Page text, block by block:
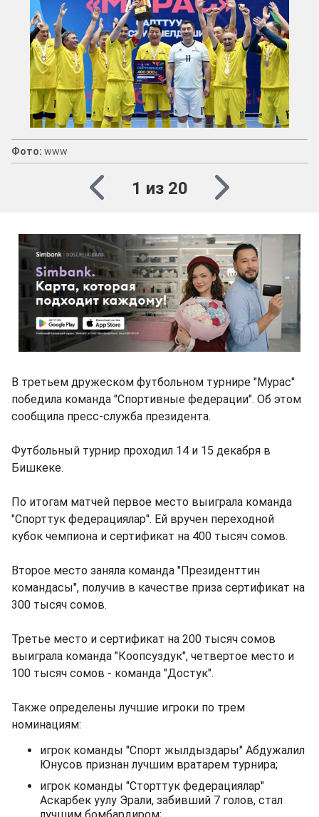
Фото: www
1 из 20
В третьем дружеском футбольном турнире "Мурас"
победила команда "Спортивные федерации". Об этом
сообщила пресс-служба президента.
Футбольный турнир проходил 14 и 15 декабря в
Бишкеке.
По итогам матчей первое место выиграла команда
"Спорттук федерациялар". Ей вручен переходной
кубок чемпиона и сертификат на 400 тысяч сомов.
Второе место заняла команда "Президенттин
командасы", получив в качестве приза сертификат на
300 тысяч сомов.
Третье место и сертификат на 200 тысяч сомов
выиграла команда "Коопсуздук", четвертое место и
100 тысяч сомов - команда "Достук".
Также определены лучшие игроки по трем
номинациям:
игрок команды "Спорт жылдыздары" Абдужалил
Юнусов признан лучшим вратарем турнира;
игрок команды "Сторттук федерациялар"
Аскарбек уулу Эрали, забивший 7 голов, стал